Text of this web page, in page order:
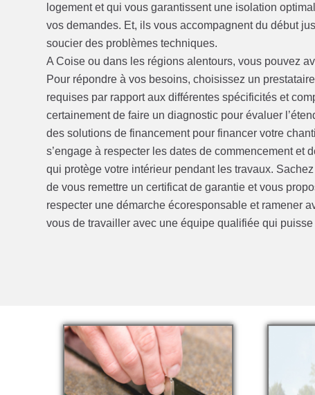
logement et qui vous garantissent une isolation
vos demandes. Et, ils vous accompagnent du début
soucier des problèmes techniques.
A Coise ou dans les régions alentours, vous pouvez
Pour répondre à vos besoins, choisissez un
requises par rapport aux différentes spécificités et
certainement de faire un diagnostic pour évaluer
des solutions de financement pour financer votre
s’engage à respecter les dates de commencement et
qui protège votre intérieur pendant les travaux.
de vous remettre un certificat de garantie et vous
respecter une démarche écoresponsable et ramener
vous de travailler avec une équipe qualifiée qui